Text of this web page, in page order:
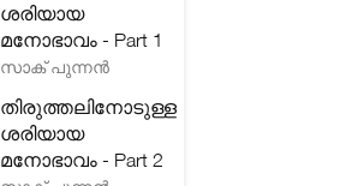
ശരിയായ
മനോഭാവം - Part 1
സാക് പുന്നൻ
തിരുത്തലിനോടുള്ള
ശരിയായ
മനോഭാവം - Part 2